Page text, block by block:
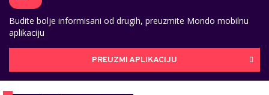
Budite bolje informisani od drugih, preuzmite Mondo mobilnu
aplikaciju
PREUZMI APLIKACIJU